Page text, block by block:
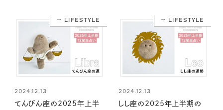
LIFESTYLE
2024.12.13
てんびん座の2025年上半
LIFESTYLE
2024.12.13
しし座の2025年上半期の